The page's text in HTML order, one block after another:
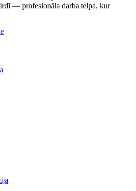
— profesionāla darba telpa, kur